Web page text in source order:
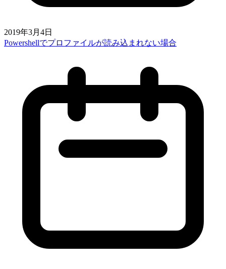
2019年3月4日
Powershellでプロファイルが読み込まれない場合